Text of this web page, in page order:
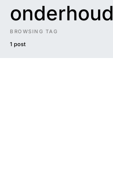
onderhoud
BROWSING TAG
1 post